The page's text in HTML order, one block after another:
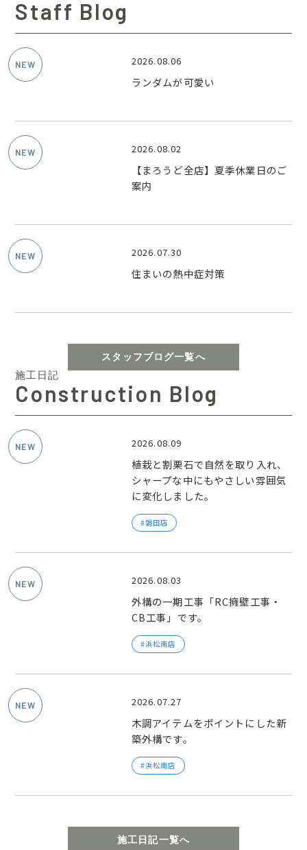
Staff Blog
2026.08.06
ランダムが可愛い
2026.08.02
【まろうど全店】夏季休業日のご
案内
2026.07.30
住まいの熱中症対策
スタッフブログ一覧へ
施工日記
Construction Blog
2026.08.09
植栽と割栗石で自然を取り入れ、
シャープな中にもやさしい雰囲気
に変化しました。
磐田店
2026.08.03
外構の一期工事「RC擁壁工事・
CB工事」です。
浜松南店
2026.07.27
木調アイテムをポイントにした新
築外構です。
浜松南店
施工日記一覧へ